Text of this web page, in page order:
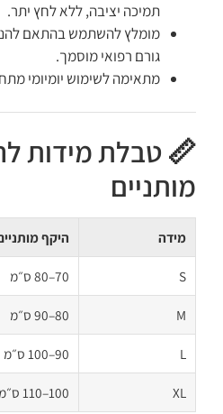
תמיכה יציבה, ללא לחץ יתר.
מומלץ להשתמש בהתאם
גורם רפואי מוסמך.
מתאימה לשימוש יומיומי
📏 טבלת מידות
מותניים
מידה היקף
S 70–80 ס״מ
M 80–90 ס״מ
L 90–100 ס״מ
XL 100–110 ס״מ